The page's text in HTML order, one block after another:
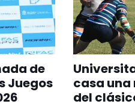
de
Juegos
casa una
del